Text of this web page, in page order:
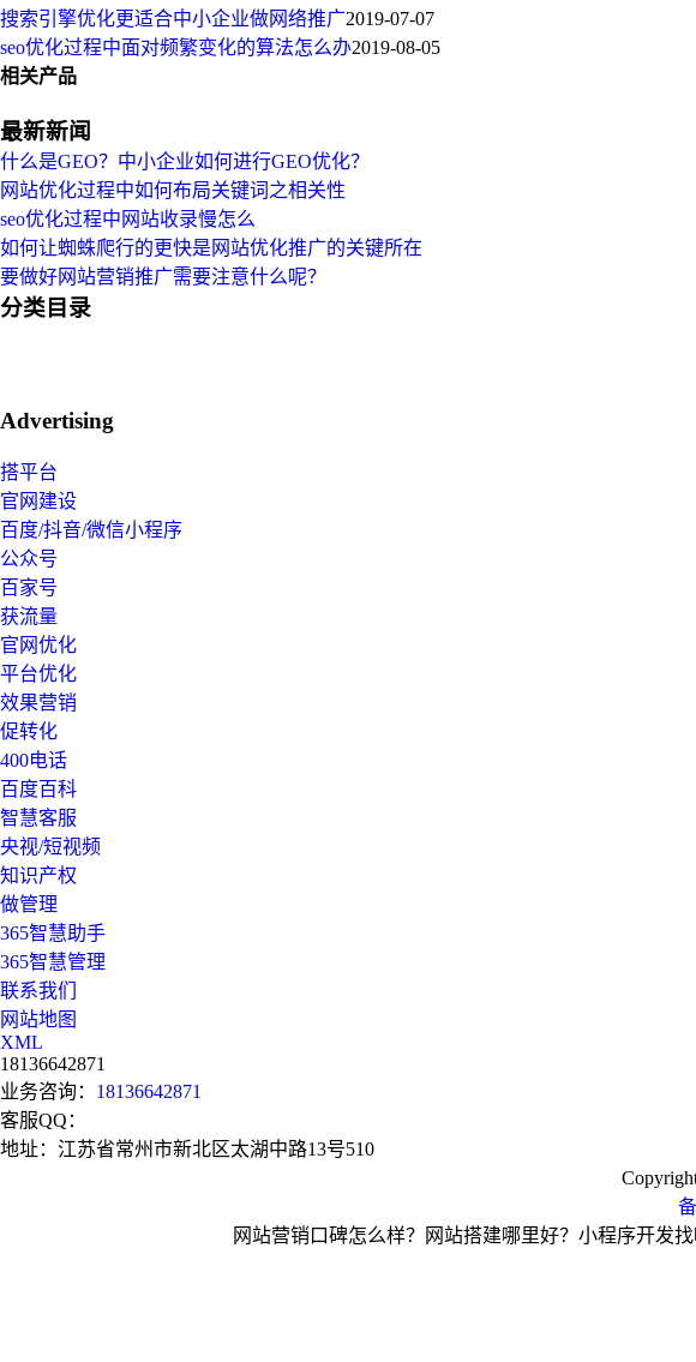
搜索引擎优化更适合中小企业做网络推广2019-07-07
seo优化过程中面对频繁变化的算法怎么办2019-08-05
相关产品
最新新闻
什么是GEO？中小企业如何进行GEO优化？
网站优化过程中如何布局关键词之相关性
seo优化过程中网站收录慢怎么
如何让蜘蛛爬行的更快是网站优化推广的关键所在
要做好网站营销推广需要注意什么呢？
分类目录
Advertising
搭平台
官网建设
百度/抖音/微信小程序
公众号
百家号
获流量
官网优化
平台优化
效果营销
促转化
400电话
百度百科
智慧客服
央视/短视频
知识产权
做管理
365智慧助手
365智慧管理
联系我们
网站地图
XML
18136642871
业务咨询： 18136642871
客服QQ：
地址：江苏省常州市新北区太湖中路13号510
网站营销口碑怎么样？网站搭建哪里好？小程序开发